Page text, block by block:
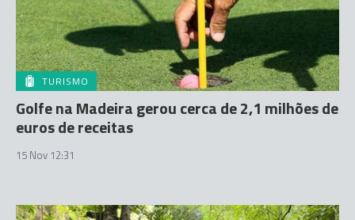
TURISMO
Golfe na Madeira gerou cerca de 2,1 milhões de
euros de receitas
15 Nov 12:31